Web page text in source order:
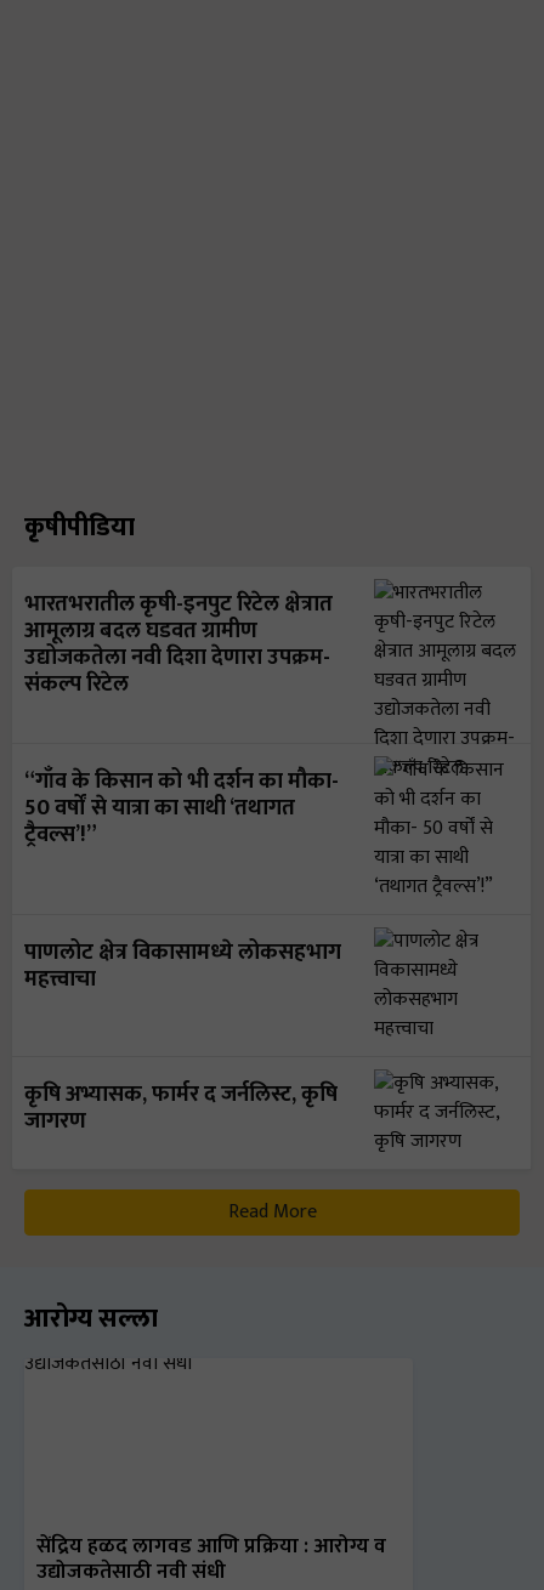
कृषीपीडिया
भारतभरातील कृषी-इनपुट रिटेल क्षेत्रात
आमूलाग्र बदल घडवत ग्रामीण
उद्योजकतेला नवी दिशा देणारा उपक्रम-
संकल्प रिटेल
“गाँव के किसान को भी दर्शन का मौका-
50 वर्षों से यात्रा का साथी ‘तथागत
ट्रैवल्स’!”
पाणलोट क्षेत्र विकासामध्ये लोकसहभाग
महत्त्वाचा
कृषि अभ्यासक, फार्मर द जर्नलिस्ट, कृषि
जागरण
Read More
आरोग्य सल्ला
सेंद्रिय हळद लागवड आणि प्रक्रिया : आरोग्य व
उद्योजकतेसाठी नवी संधी